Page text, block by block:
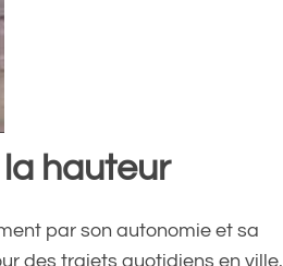
hauteur
par son autonomie et sa
des trajets quotidiens en ville.